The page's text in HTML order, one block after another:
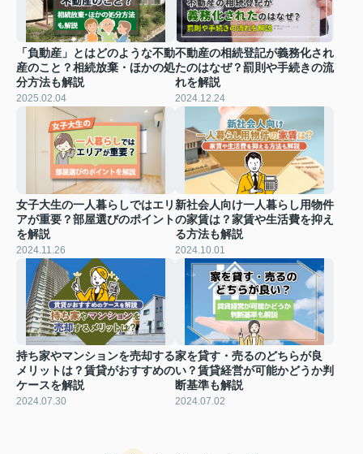
「負動産」とはどのような不動
産のこと？相続放棄・ほかの処
分方法も解説
2025.02.04
不動産の相続登記が義務化され
たのはなぜ？罰則や手続きの流
れを解説
2024.12.24
女子大生の一人暮らしではエリ
アが重要？部屋選びのポイント
を解説
2024.11.26
新社会人向け一人暮らし用物件
の家賃は？家賃や生活費を抑え
る方法も解説
2024.10.01
持ち家やマンションを売却する
メリットは？賃貸がおすすめの
ケースを解説
2024.07.30
家を貸す・売るのどちらが良
い？賃貸経営が可能かどうか判
断基準も解説
2024.07.02